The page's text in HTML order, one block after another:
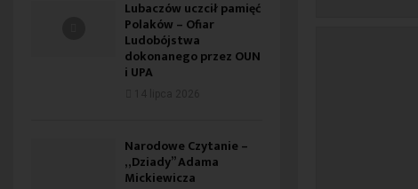
Lubaczów uczcił pamięć
Polaków – Ofiar
Ludobójstwa
dokonanego przez OUN
i UPA
Narodowe Czytanie –
„Dziady” Adama
Mickiewicza